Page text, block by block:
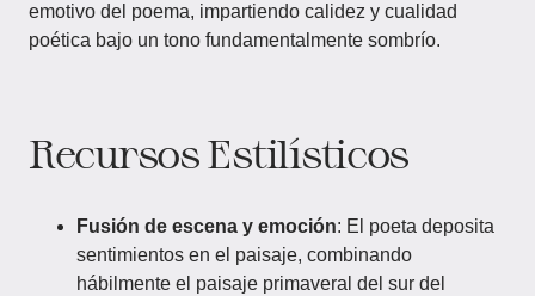
emotivo del poema, impartiendo calidez y cualidad
poética bajo un tono fundamentalmente sombrío.
Recursos Estilísticos
Fusión de escena y emoción: El poeta deposita
sentimientos en el paisaje, combinando
hábilmente el paisaje primaveral del sur del